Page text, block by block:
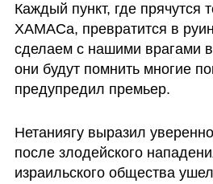
Каждый пункт, где прячутся
ХАМАСа, превратится в
сделаем с нашими врагами
они будут помнить многие
предупредил премьер.
Нетаниягу выразил
после злодейского
израильского общества